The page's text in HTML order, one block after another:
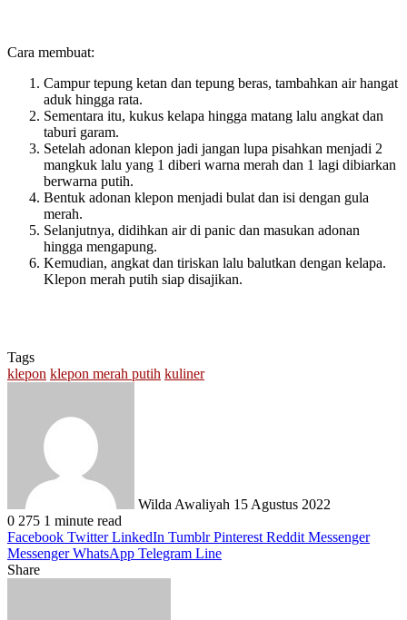
Cara membuat:
Campur tepung ketan dan tepung beras, tambahkan air hangat
aduk hingga rata.
Sementara itu, kukus kelapa hingga matang lalu angkat dan
taburi garam.
Setelah adonan klepon jadi jangan lupa pisahkan menjadi 2
mangkuk lalu yang 1 diberi warna merah dan 1 lagi dibiarkan
berwarna putih.
Bentuk adonan klepon menjadi bulat dan isi dengan gula
merah.
Selanjutnya, didihkan air di panic dan masukan adonan
hingga mengapung.
Kemudian, angkat dan tiriskan lalu balutkan dengan kelapa.
Klepon merah putih siap disajikan.
Tags
klepon klepon merah putih kuliner
Wilda Awaliyah 15 Agustus 2022
0 275 1 minute read
Facebook Twitter LinkedIn Tumblr Pinterest Reddit Messenger
Messenger WhatsApp Telegram Line
Share